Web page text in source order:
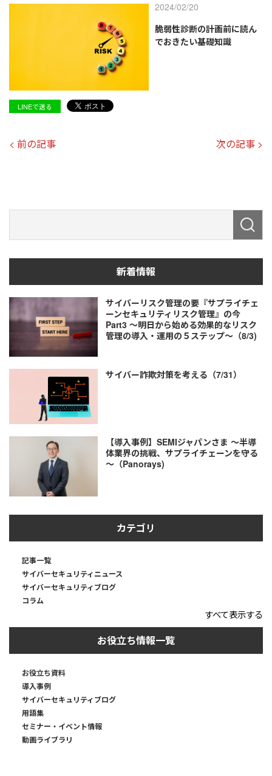
2024/02/20
脆弱性診断の計画前に読ん
でおきたい基礎知識
LINEで送る
< 前の記事 次の記事 >
新着情報
サイバーリスク管理の要『サプライチェ
ーンセキュリティリスク管理』の今
Part3 ～明日から始める効果的なリスク
管理の導入・運用の５ステップ～（8/3)
サイバー詐欺対策を考える（7/31）
【導入事例】SEMIジャパンさま ～半導
体業界の挑戦、サプライチェーンを守る
～（Panorays)
カテゴリ
記事一覧
サイバーセキュリティニュース
サイバーセキュリティブログ
コラム
すべて表示する
お役立ち情報一覧
お役立ち資料
導入事例
サイバーセキュリティブログ
用語集
セミナー・イベント情報
動画ライブラリ